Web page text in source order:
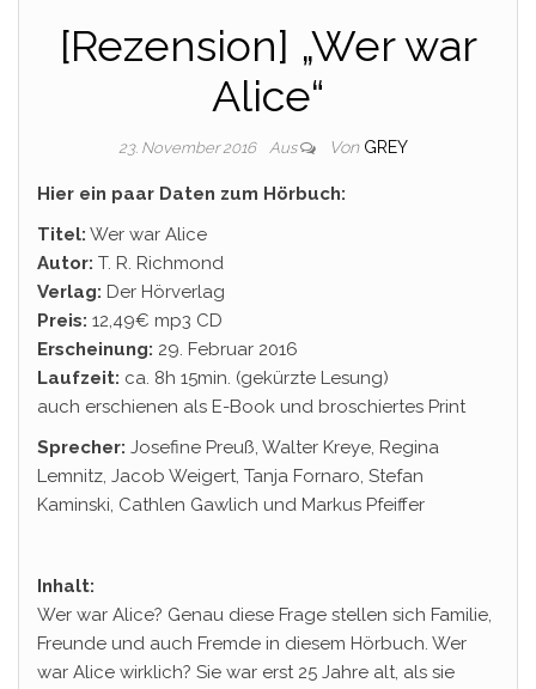
[Rezension] „Wer war
Alice“
23. November 2016 Aus Von GREY
Hier ein paar Daten zum Hörbuch:
Titel: Wer war Alice
Autor: T. R. Richmond
Verlag: Der Hörverlag
Preis: 12,49€ mp3 CD
Erscheinung: 29. Februar 2016
Laufzeit: ca. 8h 15min. (gekürzte Lesung)
auch erschienen als E-Book und broschiertes Print
Sprecher: Josefine Preuß, Walter Kreye, Regina
Lemnitz, Jacob Weigert, Tanja Fornaro, Stefan
Kaminski, Cathlen Gawlich und Markus Pfeiffer
Inhalt:
Wer war Alice? Genau diese Frage stellen sich Familie,
Freunde und auch Fremde in diesem Hörbuch. Wer
war Alice wirklich? Sie war erst 25 Jahre alt, als sie